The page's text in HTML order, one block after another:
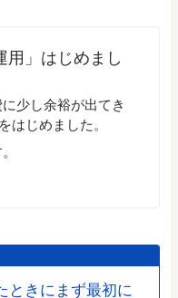
用」はじめまし
少し余裕が出てき
をはじめました。
ときにまず最初に